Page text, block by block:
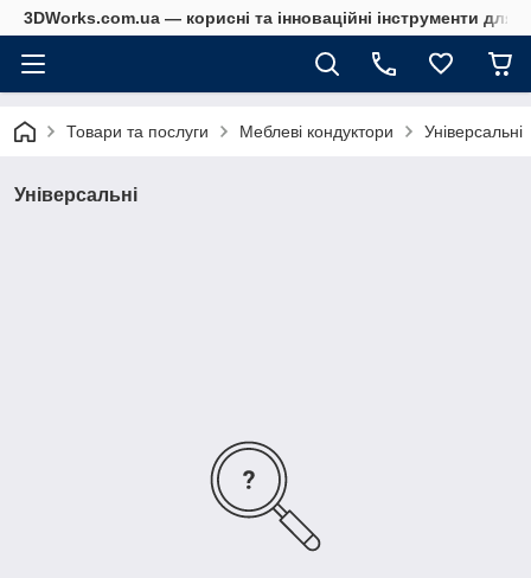
3DWorks.com.ua — корисні та інноваційні інструменти для
Товари та послуги Меблеві кондуктори Універсальні
Універсальні